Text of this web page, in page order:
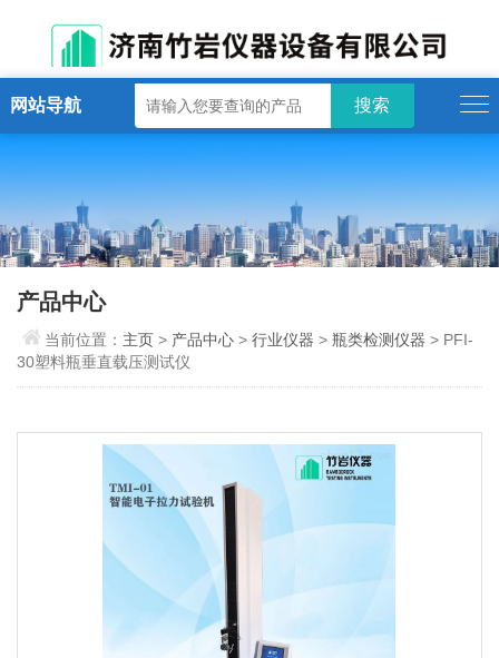
网站导航
产品中心
当前位置： 主页> 产品中心 >行业仪器 >瓶类检测仪器 > PFI-
30塑料瓶垂直载压测试仪